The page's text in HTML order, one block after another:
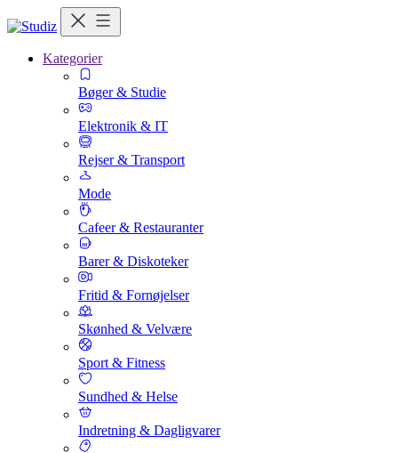
Kategorier
Bøger & Studie
Elektronik & IT
Rejser & Transport
Mode
Cafeer & Restauranter
Barer & Diskoteker
Fritid & Fornøjelser
Skønhed & Velvære
Sport & Fitness
Sundhed & Helse
Indretning & Dagligvarer